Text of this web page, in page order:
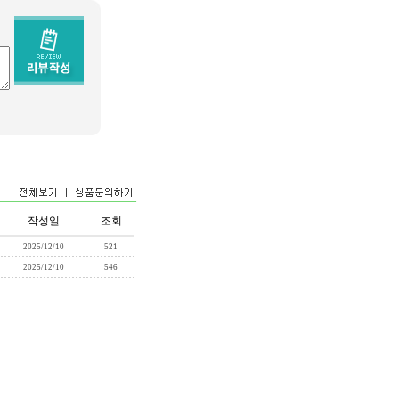
작성일 조회
2025/12/10 521
2025/12/10 546